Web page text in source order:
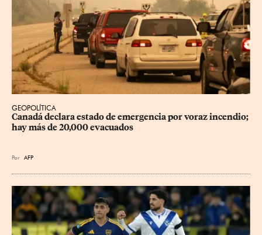
GEOPOLÍTICA
Canadá declara estado de emergencia por voraz incendio;
hay más de 20,000 evacuados
Por AFP